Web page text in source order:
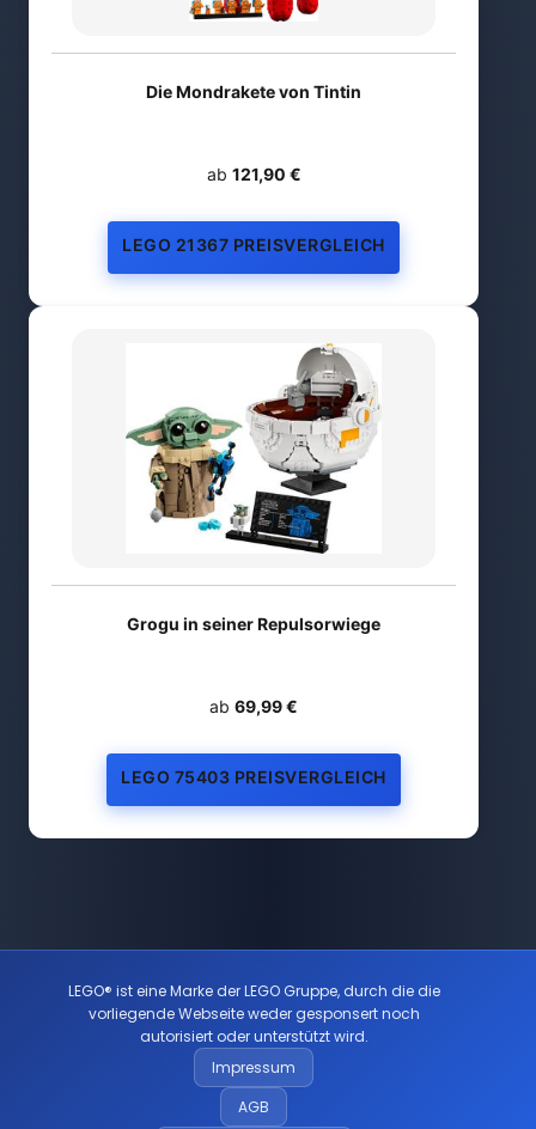
Die Mondrakete von Tintin
ab 121,90 €
LEGO 21367 PREISVERGLEICH
Grogu in seiner Repulsorwiege
ab 69,99 €
LEGO 75403 PREISVERGLEICH
LEGO® ist eine Marke der LEGO Gruppe, durch die die
vorliegende Webseite weder gesponsert noch
autorisiert oder unterstützt wird.
Impressum
AGB